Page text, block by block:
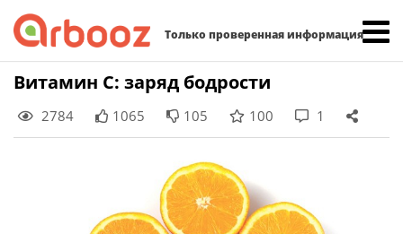
Только проверенная информация
Skip
content
Витамин С: заряд бодрости
2784 1065 105 100 1
Найти: